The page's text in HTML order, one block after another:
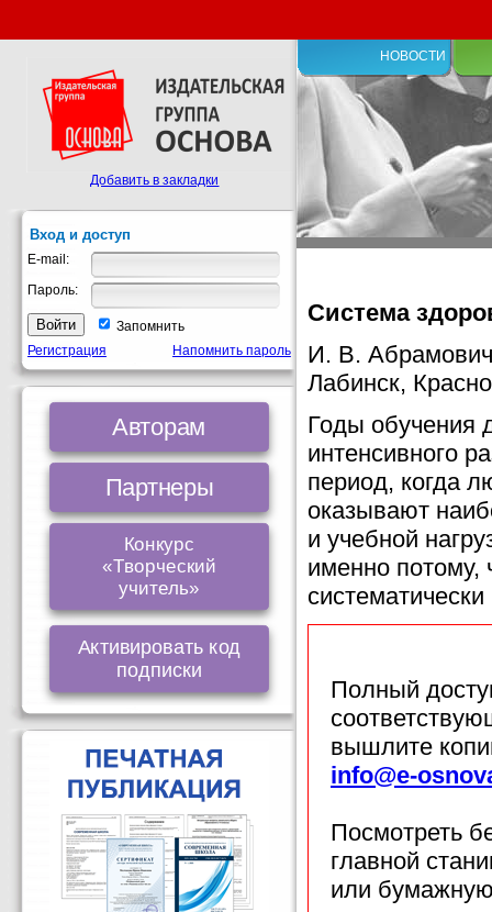
НОВОСТИ
Система
И. В.
Лабинск,
Годы обучения
интенсивного
период, когда
оказывают
и учебной
именно потому,
Полный
вышлите
info@e-
Посмотреть
главной
или
Добавить в закладки
Вход и доступ
E-mail:
Пароль:
Запомнить
Регистрация
Напомнить пароль
Авторам
Партнеры
Конкурс
«Творческий
учитель»
Активировать код
подписки